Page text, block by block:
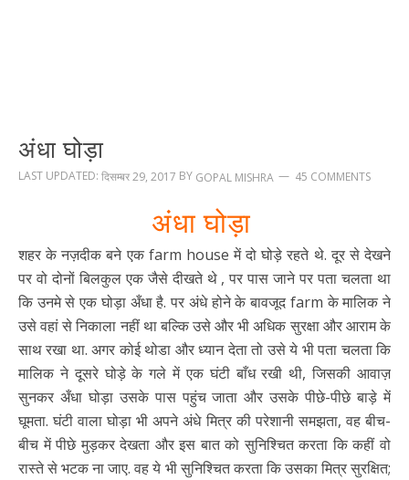
अंधा घोड़ा
LAST UPDATED: दिसम्बर 29, 2017 BY GOPAL MISHRA 45 COMMENTS
अंधा घोड़ा
शहर के नज़दीक बने एक farm house में दो घोड़े रहते थे. दूर से देखने
पर वो दोनों बिलकुल एक जैसे दीखते थे , पर पास जाने पर पता चलता था
कि उनमे से एक घोड़ा अँधा है. पर अंधे होने के बावजूद farm के मालिक ने
उसे वहां से निकाला नहीं था बल्कि उसे और भी अधिक सुरक्षा और आराम के
साथ रखा था. अगर कोई थोडा और ध्यान देता तो उसे ये भी पता चलता कि
मालिक ने दूसरे घोड़े के गले में एक घंटी बाँध रखी थी, जिसकी आवाज़
सुनकर अँधा घोड़ा उसके पास पहुंच जाता और उसके पीछे-पीछे बाड़े में
घूमता. घंटी वाला घोड़ा भी अपने अंधे मित्र की परेशानी समझता, वह बीच-
बीच में पीछे मुड़कर देखता और इस बात को सुनिश्चित करता कि कहीं वो
रास्ते से भटक ना जाए. वह ये भी सुनिश्चित करता कि उसका मित्र सुरक्षित;